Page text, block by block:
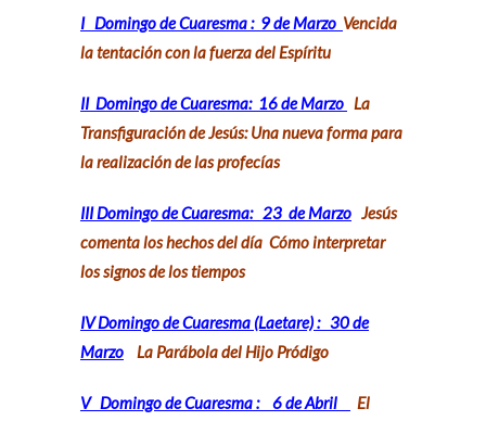
I Domingo de Cuaresma : 9 de Marzo Vencida
la tentación con la fuerza del Espíritu
II Domingo de Cuaresma: 16 de Marzo La
Transfiguración de Jesús: Una nueva forma para
la realización de las profecías
III Domingo de Cuaresma: 23 de Marzo Jesús
comenta los hechos del día Cómo interpretar
los signos de los tiempos
IV Domingo de Cuaresma (Laetare) : 30 de
Marzo
La Parábola del Hijo Pródigo
V Domingo de Cuaresma : 6 de Abril
El